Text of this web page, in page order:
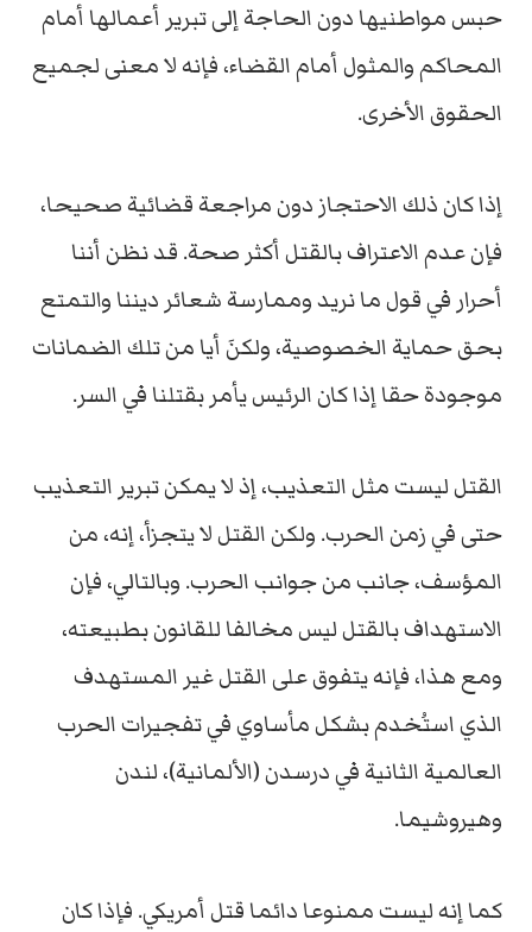
حبس مواطنيها دون الحاجة إلى تبرير أعمالها أمام
المحاكم والمثول أمام القضاء، فإنه لا معنى لجميع
الحقوق الأخرى.
إذا كان ذلك الاحتجاز دون مراجعة قضائية صحيحا،
فإن عدم الاعتراف بالقتل أكثر صحة. قد نظن أننا
أحرار في قول ما نريد وممارسة شعائر ديننا والتمتع
بحق حماية الخصوصية، ولكنَ أيا من تلك الضمانات
موجودة حقا إذا كان الرئيس يأمر بقتلنا في السر.
القتل ليست مثل التعذيب، إذ لا يمكن تبرير التعذيب
حتى في زمن الحرب. ولكن القتل لا يتجزأ، إنه، من
المؤسف، جانب من جوانب الحرب. وبالتالي، فإن
الاستهداف بالقتل ليس مخالفا للقانون بطبيعته،
ومع هذا، فإنه يتفوق على القتل غير المستهدف
الذي استُخدم بشكل مأساوي في تفجيرات الحرب
العالمية الثانية في درسدن (الألمانية)، لندن
وهيروشيما.
كما إنه ليست ممنوعا دائما قتل أمريكي. فإذا كان